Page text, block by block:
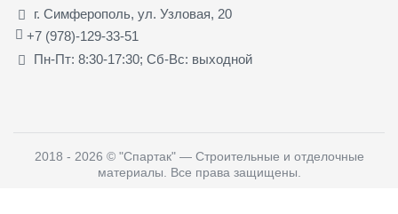
г. Симферополь, ул. Узловая, 20
+7 (978)-129-33-51
Пн-Пт: 8:30-17:30; Сб-Вс: выходной
2018 - 2026 © "Спартак" — Строительные и отделочные
материалы . Все права защищены.